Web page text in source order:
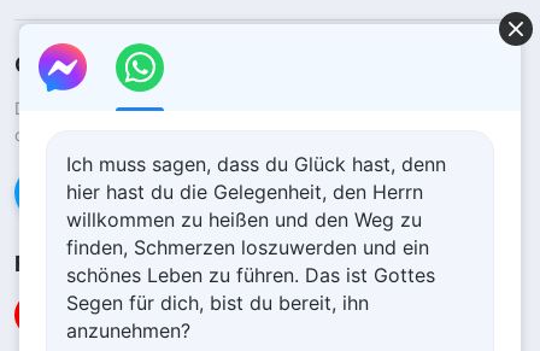
Gottes Königreich ist herabgekommen
Das Königreich ist auf die Erde herabgekommen! Möchtest du
das Königreich Gottes betreten?
Kontaktiere uns über WhatsApp
Folge uns
Ich muss sagen, dass du Glück hast, denn
hier hast du die Gelegenheit, den Herrn
willkommen zu heißen und den Weg zu
finden, Schmerzen loszuwerden und ein
schönes Leben zu führen. Das ist Gottes
Segen für dich, bist du bereit, ihn
anzunehmen?